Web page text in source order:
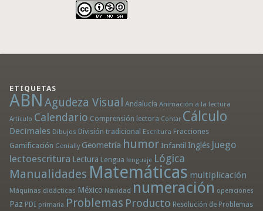
ETIQUETAS
ABN Agudeza Visual Andalucía Animación a la lectura
Artículo Calendario Comprensión lectora Contar Cálculo
Decimales Dibujos División tradicional Escritura Fracciones
Gamificación Genially Geometría humor Infantil Inglés Juego
lectoescritura Lectura Lengua lenguaje Lógica
Manualidades Matemáticas multiplicación
Máquinas didácticas México Navidad numeración operaciones
Paz PDI primaria Problemas Producto Resolución de Problemas